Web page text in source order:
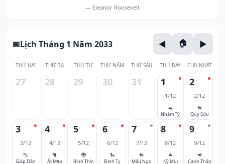
— Eleanor Roosevelt
Lịch Tháng 1 Năm 2033
THỨ HAI THỨ BA THỨ TƯ THỨ NĂM THỨ SÁU THỨ BẢY CHỦ NHẬT
27 28 29 30 31 1
1/12
🐀
Nhâm Tý
2
2/12
🐂
Quý Sửu
3
3/12
🐅
Giáp Dần
4
4/12
🐈
Ất Mão
5
5/12
🐉
Bính Thìn
6
6/12
🐍
Đinh Tỵ
7
7/12
🐎
Mậu Ngọ
8
8/12
🐐
Kỷ Mùi
9
9/12
🐒
Canh Thân